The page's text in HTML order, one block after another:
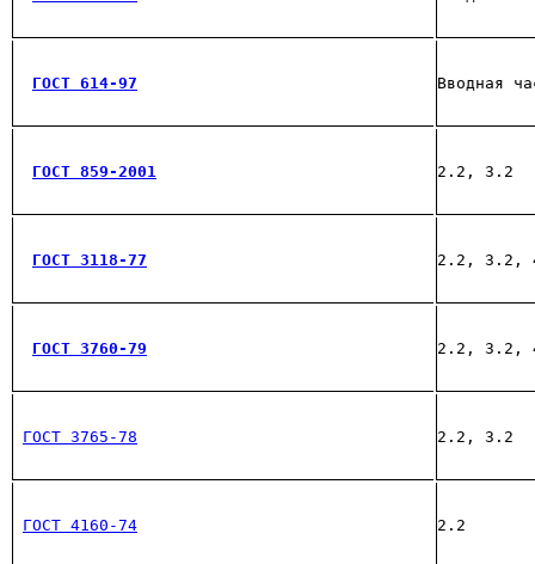
ГОСТ 614-97 Вводная
ГОСТ 859-2001 2.2, 3.2
ГОСТ 3118-77 2.2, 3.2,
ГОСТ 3760-79 2.2, 3.2,
ГОСТ 3765-78 2.2, 3.2
ГОСТ 4160-74 2.2